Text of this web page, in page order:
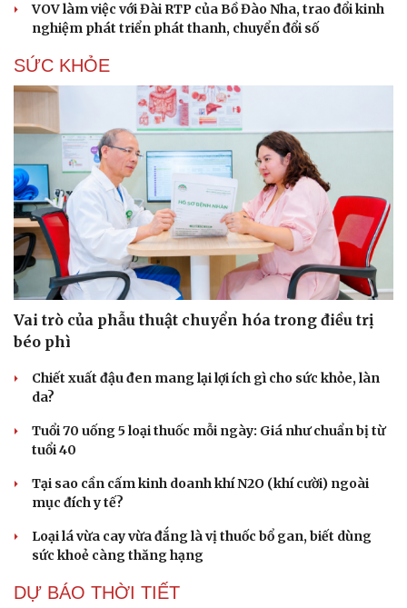
VOV làm việc với Đài RTP của Bồ Đào Nha, trao đổi kinh
nghiệm phát triển phát thanh, chuyển đổi số
SỨC KHỎE
Vai trò của phẫu thuật chuyển hóa trong điều trị
béo phì
Chiết xuất đậu đen mang lại lợi ích gì cho sức khỏe, làn
da?
Tuổi 70 uống 5 loại thuốc mỗi ngày: Giá như chuẩn bị từ
tuổi 40
Tại sao cần cấm kinh doanh khí N2O (khí cười) ngoài
mục đích y tế?
Loại lá vừa cay vừa đắng là vị thuốc bổ gan, biết dùng
sức khoẻ càng thăng hạng
DỰ BÁO THỜI TIẾT